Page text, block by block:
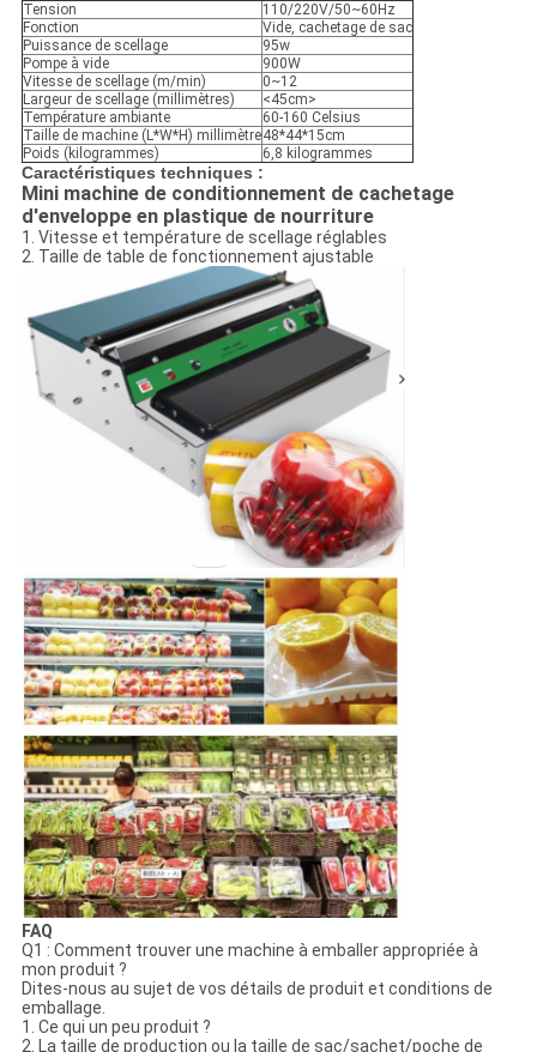
Tension
110/220V/50~60Hz
Fonction
Vide, cachetage de sac
Puissance de scellage
95w
Pompe à vide
900W
Vitesse de scellage (m/min)
0~12
Largeur de scellage (millimètres)
<45cm>
Température ambiante
60-160 Celsius
Taille de machine (L*W*H) millimètre48*44*15cm
Poids (kilogrammes)
6,8 kilogrammes
Caractéristiques techniques :
Mini machine de conditionnement de cachetage
d'enveloppe en plastique de nourriture
1. Vitesse et température de scellage réglables
2. Taille de table de fonctionnement ajustable
FAQ
Q1 : Comment trouver une machine à emballer appropriée à
mon produit ?
Dites-nous au sujet de vos détails de produit et conditions de
emballage.
1. Ce qui un peu produit ?
2. La taille de production ou la taille de sac/sachet/poche de